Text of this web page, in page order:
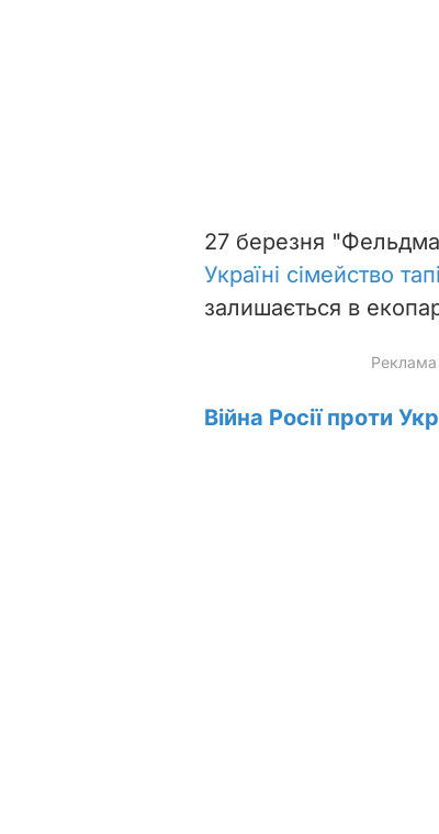
27 березня
Україні сімейство
залишається в
Війна Росії проти